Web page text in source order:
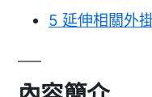
5 延伸相關外